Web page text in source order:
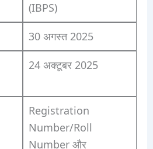
(IBPS)
30 अगस्त 2025
24 अक्टूबर 2025
Registration
Number/Roll
Number और